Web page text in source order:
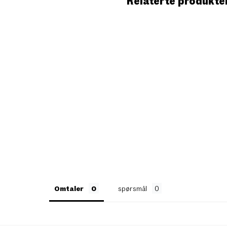
Omtaler spørsmål